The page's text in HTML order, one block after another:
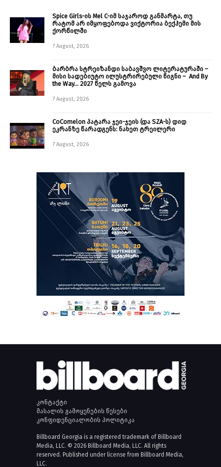
Spice Girls-ის Mel C-იმ საჯაროდ განმარტა, თუ
რატომ არ იმყოფებოდა ვიქტორია ბექჰემი მის
ქორწილში
7 August, 2026
ბარბრა სტრეიზანდი საბავშვო ლიტერატურაში –
მისი სადებიუტო ილუსტრირებული წიგნი – And By
the Way… 2027 წელს გამოვა
7 August, 2026
CoComelon პატარა ჯეი-ჯეის (და SZA-ს) დიდ
ეკრანზე წარადგენს: ნახეთ ტრეილერი
7 August, 2026
კონტაქტი
მასალის გამოყენების წესები
კონფიდენციალობის პოლიტიკა
Billboard Georgia is a registered trademark of Billboard
Media, LLC. © 2026 Billboard Media, LLC. All rights
reserved. Published under license from Billboard Media,
LLC.